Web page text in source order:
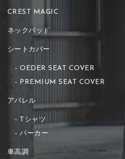
CREST MAGIC
ネックパッド
シートカバー
OEDER SEAT COVER
PREMIUM SEAT COVER
アパレル
Tシャツ
パーカー
車高調